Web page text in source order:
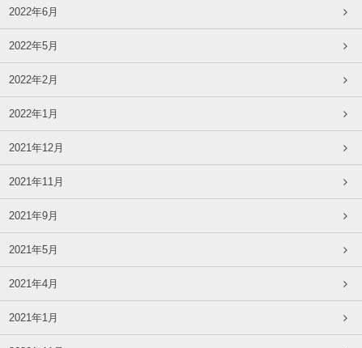
2022年6月
2022年5月
2022年2月
2022年1月
2021年12月
2021年11月
2021年9月
2021年5月
2021年4月
2021年1月